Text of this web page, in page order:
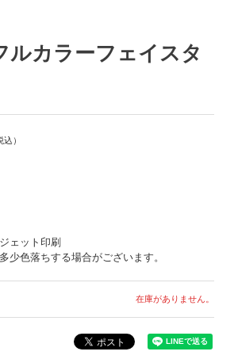
ルカラーフェイスタ
込）
ェット印刷
少色落ちする場合がございます。
在庫がありません。